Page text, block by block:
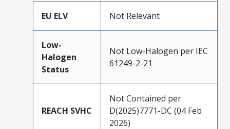
EU ELV Not Relevant
Low-
Halogen
Status
Not Low-Halogen per IEC
61249-2-21
REACH SVHC
Not Contained per
D(2025)7771-DC (04 Feb
2026)